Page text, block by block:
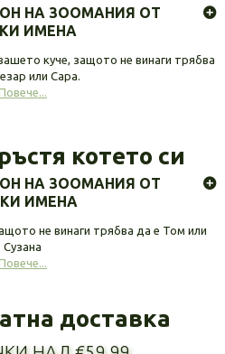
НА ЗООМАНИЯ ОТ
ИМЕНА
куче, защото не винаги трябва
или Сара.
котето си
НА ЗООМАНИЯ ОТ
ИМЕНА
не винаги трябва да е Том или
Сузана
доставка